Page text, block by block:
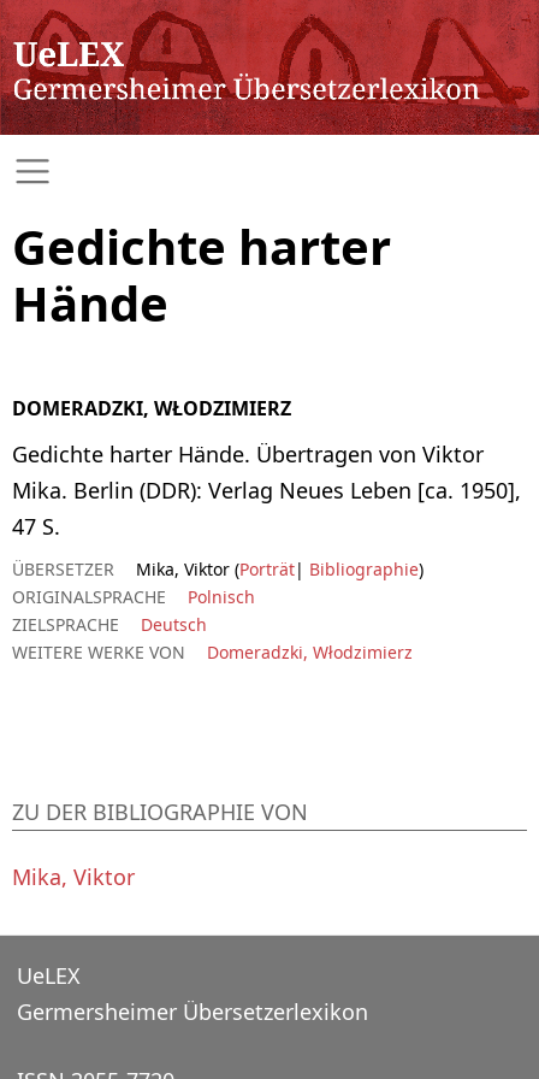
Gedichte harter
Hände
DOMERADZKI, WŁODZIMIERZ
Gedichte harter Hände. Übertragen von Viktor
Mika. Berlin (DDR): Verlag Neues Leben [ca. 1950],
47 S.
ÜBERSETZER Mika, Viktor (Porträt| Bibliographie)
ORIGINALSPRACHE
Polnisch
ZIELSPRACHE
Deutsch
WEITERE WERKE VON
Domeradzki, Włodzimierz
ZU DER BIBLIOGRAPHIE VON
Mika, Viktor
UeLEX
Germersheimer Übersetzerlexikon